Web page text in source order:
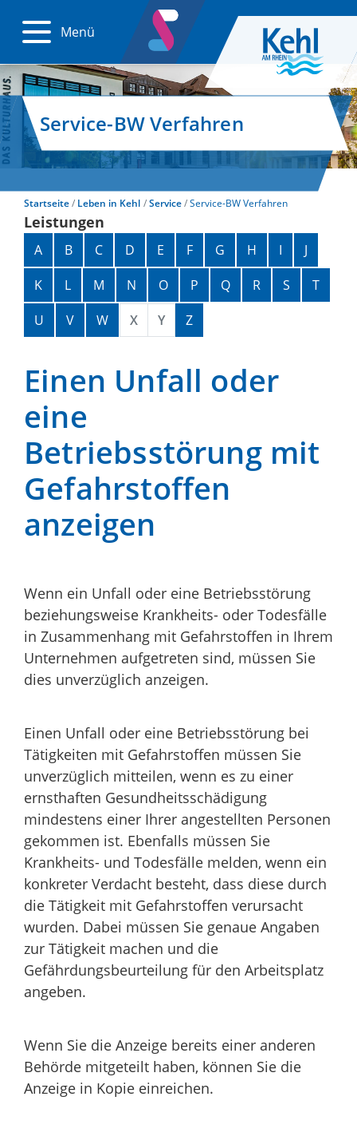
Menü
Service-BW Verfahren
Startseite Leben in Kehl Service Service-BW Verfahren
Leistungen
Alphabetisches Register überspringen
A B C D E F G H I
J
K
L M N O P Q R S
T
U
V W X Y Z
Einen Unfall oder
eine
Betriebsstörung mit
Gefahrstoffen
anzeigen
Wenn ein Unfall oder eine Betriebsstörung
beziehungsweise Krankheits- oder Todesfälle
in Zusammenhang mit Gefahrstoffen in Ihrem
Unternehmen aufgetreten sind, müssen Sie
dies unverzüglich anzeigen.
Einen Unfall oder eine Betriebsstörung bei
Tätigkeiten mit Gefahrstoffen müssen Sie
unverzüglich mitteilen, wenn es zu einer
ernsthaften Gesundheitsschädigung
mindestens einer Ihrer angestellten Personen
gekommen ist. Ebenfalls müssen Sie
Krankheits- und Todesfälle melden, wenn ein
konkreter Verdacht besteht, dass diese durch
die Tätigkeit mit Gefahrstoffen verursacht
wurden. Dabei müssen Sie genaue Angaben
zur Tätigkeit machen und die
Gefährdungsbeurteilung für den Arbeitsplatz
angeben.
Wenn Sie die Anzeige bereits einer anderen
Behörde mitgeteilt haben, können Sie die
Anzeige in Kopie einreichen.